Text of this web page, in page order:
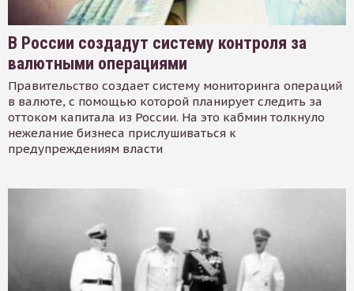
В России создадут систему контроля за
валютными операциями
Правительство создает систему мониторинга операций
в валюте, с помощью которой планирует следить за
оттоком капитала из России. На это кабмин толкнуло
нежелание бизнеса прислушиваться к
предупреждениям власти